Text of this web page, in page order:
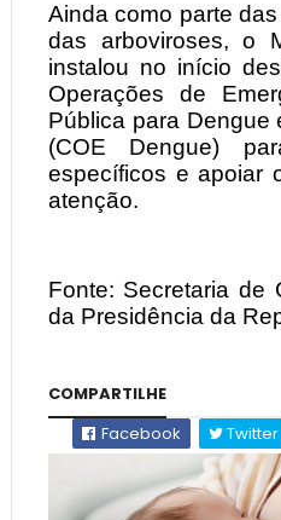
Ainda como parte
das arboviroses, o
instalou no início
Operações de
Pública para Dengue
(COE Dengue)
específicos e apoiar
atenção.
Fonte: Secretaria de
da Presidência da
COMPARTILHE
Facebook
Twitter